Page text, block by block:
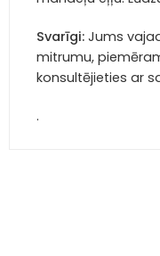
Svarīgi: Jums
mitrumu,
konsultējieties ar
.